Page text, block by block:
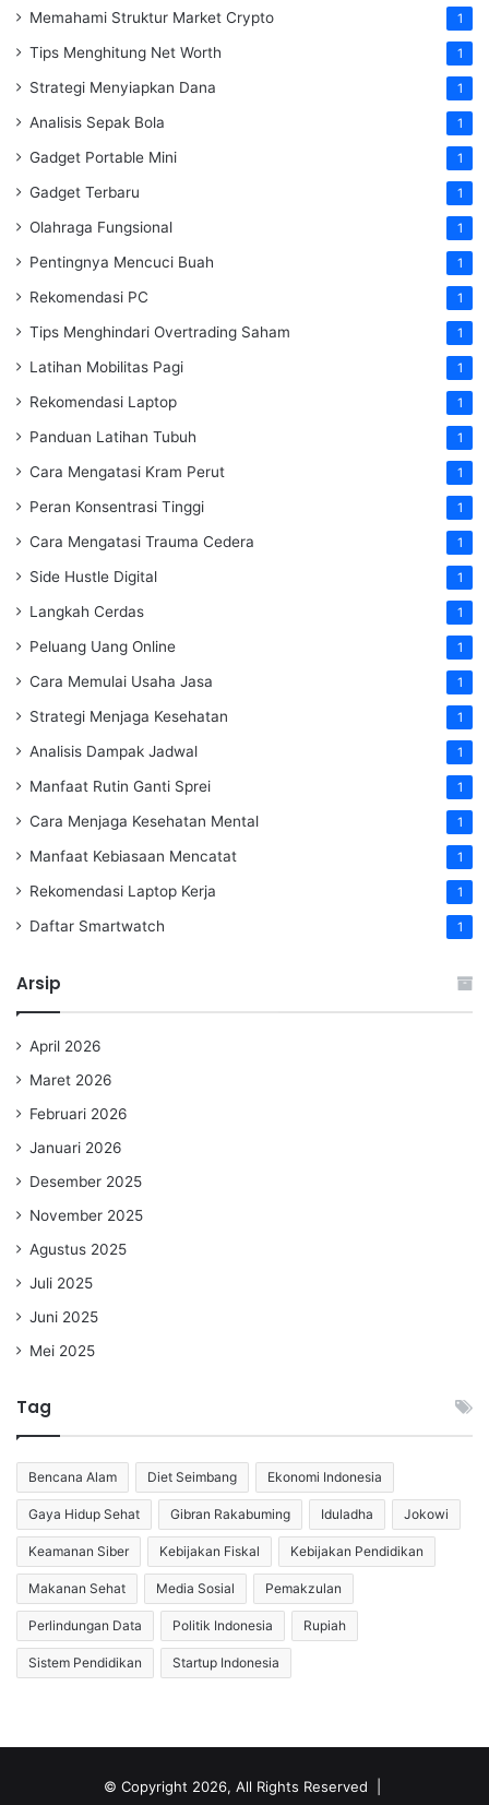
Memahami Struktur Market Crypto 1
Tips Menghitung Net Worth 1
Strategi Menyiapkan Dana 1
Analisis Sepak Bola 1
Gadget Portable Mini 1
Gadget Terbaru 1
Olahraga Fungsional 1
Pentingnya Mencuci Buah 1
Rekomendasi PC 1
Tips Menghindari Overtrading Saham 1
Latihan Mobilitas Pagi 1
Rekomendasi Laptop 1
Panduan Latihan Tubuh 1
Cara Mengatasi Kram Perut 1
Peran Konsentrasi Tinggi 1
Cara Mengatasi Trauma Cedera 1
Side Hustle Digital 1
Langkah Cerdas 1
Peluang Uang Online 1
Cara Memulai Usaha Jasa 1
Strategi Menjaga Kesehatan 1
Analisis Dampak Jadwal 1
Manfaat Rutin Ganti Sprei 1
Cara Menjaga Kesehatan Mental 1
Manfaat Kebiasaan Mencatat 1
Rekomendasi Laptop Kerja 1
Daftar Smartwatch 1
Arsip
April 2026
Maret 2026
Februari 2026
Januari 2026
Desember 2025
November 2025
Agustus 2025
Juli 2025
Juni 2025
Mei 2025
Tag
Bencana Alam Diet Seimbang Ekonomi Indonesia
Gaya Hidup Sehat Gibran Rakabuming Iduladha Jokowi
Keamanan Siber Kebijakan Fiskal Kebijakan Pendidikan
Makanan Sehat Media Sosial Pemakzulan
Perlindungan Data Politik Indonesia Rupiah
Sistem Pendidikan Startup Indonesia
© Copyright 2026, All Rights Reserved |